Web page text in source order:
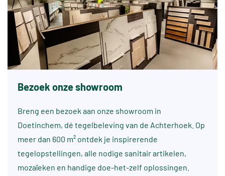
Bezoek onze showroom
Breng een bezoek aan onze showroom in
Doetinchem, dé tegelbeleving van de Achterhoek. Op
meer dan 600 m² ontdek je inspirerende
tegelopstellingen, alle nodige sanitair artikelen,
mozaïeken en handige doe-het-zelf oplossingen.